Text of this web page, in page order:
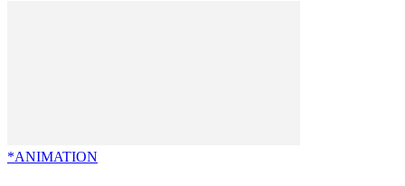
*ANIMATION